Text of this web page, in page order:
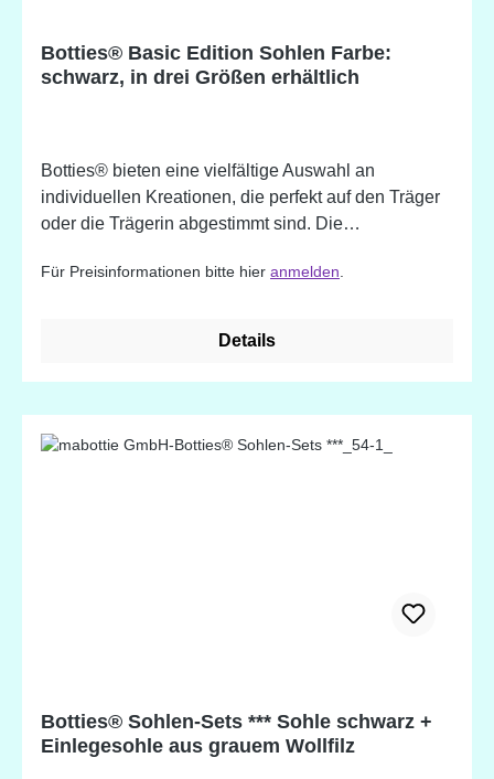
Botties® Basic Edition Sohlen Farbe:
schwarz, in drei Größen erhältlich
Botties® bieten eine vielfältige Auswahl an
individuellen Kreationen, die perfekt auf den Träger
oder die Trägerin abgestimmt sind. Die
sind ebenso zahlreich. Botties® können schnell
persönliches Geschenk. Sie werden zu
Urlaub oder unterwegs. Die Botties®-Sohlen
Geeignet für den Innen- und Außenbereich - Die
gewachster Faden - 1 Paar Botties®-Label zum
Für Preisinformationen bitte hier anmelden
Details
Botties® Sohlen-Sets *** Sohle schwarz +
Einlegesohle aus grauem Wollfilz